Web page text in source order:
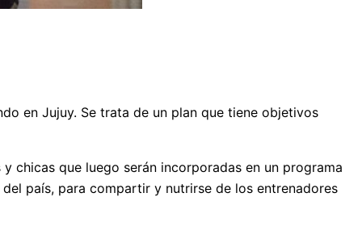
en Jujuy. Se trata de un plan que tiene objetivos
chicas que luego serán incorporadas en un programa
país, para compartir y nutrirse de los entrenadores